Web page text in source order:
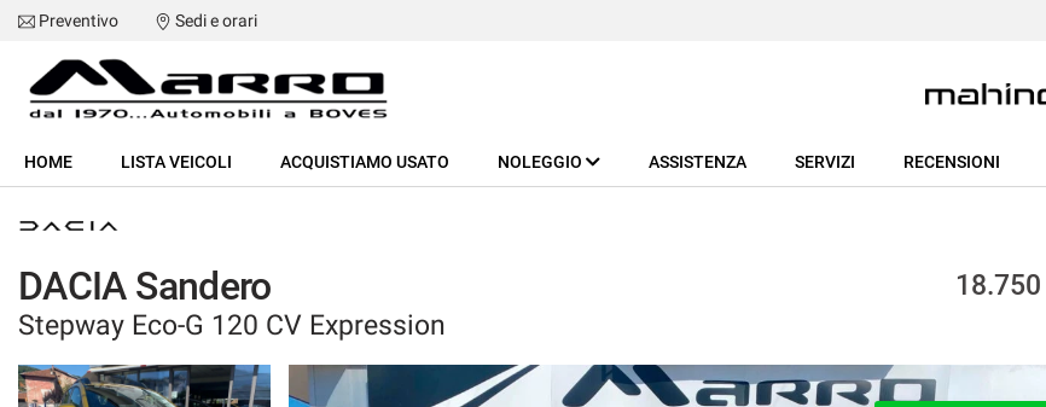
HOME
LISTA VEICOLI
NOLEGGIO
ASSISTENZA
Preventivo Sedi e orari
HOME LISTA VEICOLI ACQUISTIAMO USATO NOLEGGIO ASSISTENZA SERVIZI RECENSIONI
DACIA Sandero
Stepway Eco-G 120 CV Expression